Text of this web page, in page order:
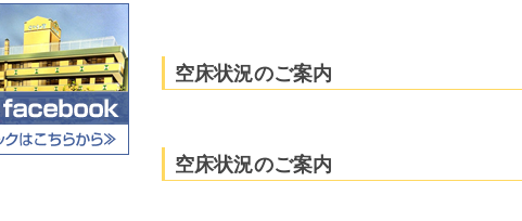
空床状況のご案内
空床状況のご案内